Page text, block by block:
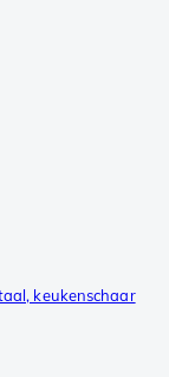
keukenschaar